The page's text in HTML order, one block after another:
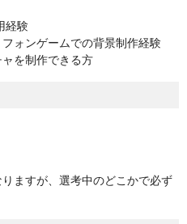
経験
ォンゲームでの背景制作経験
ャを制作できる方
ますが、選考中のどこかで必ず